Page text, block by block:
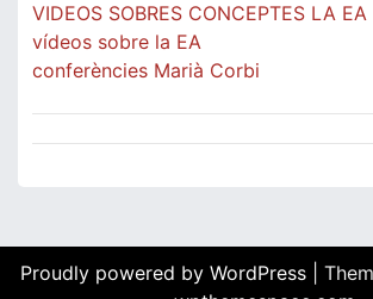
VIDEOS SOBRES CONCEPTES LA EA
vídeos sobre la EA
conferències Marià Corbi
Proudly powered by WordPress